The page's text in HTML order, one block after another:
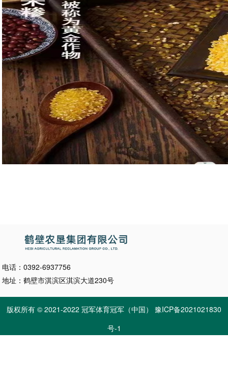
电话：0392-6937756
地址：鹤壁市淇滨区淇滨大道230号
版权所有 © 2021-2022 冠军体育冠军（中国） 豫ICP备2021021830
号-1